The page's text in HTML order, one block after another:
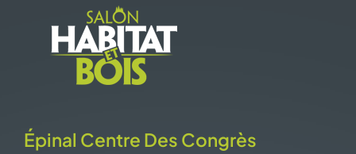
Épinal Centre Des Congrès